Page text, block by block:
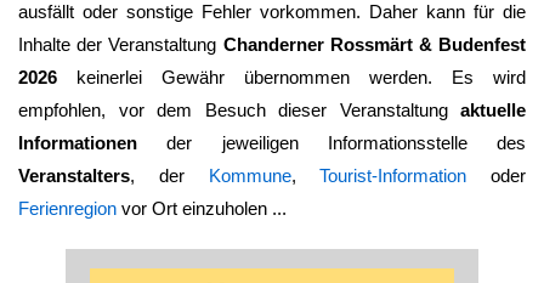
ausfällt oder sonstige Fehler vorkommen. Daher kann für die
Inhalte der Veranstaltung Chanderner Rossmärt & Budenfest
2026 keinerlei Gewähr übernommen werden. Es wird
empfohlen, vor dem Besuch dieser Veranstaltung aktuelle
Informationen der jeweiligen Informationsstelle des
Veranstalters, der Kommune,Tourist-Information oder
Ferienregion vor Ort einzuholen ...